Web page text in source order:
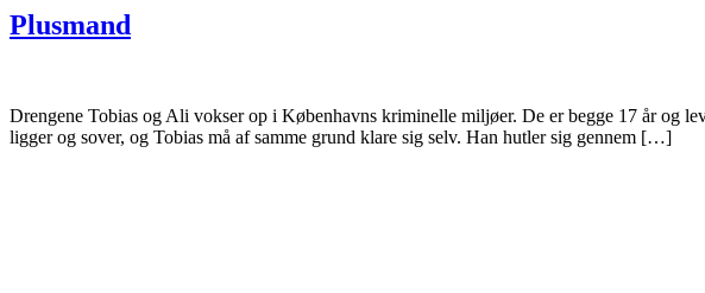
Plusmand
Drengene Tobias og Ali vokser op i Københavns kriminelle miljøer. De er begge 17 år og
ligger og sover, og Tobias må af samme grund klare sig selv. Han hutler sig gennem […]